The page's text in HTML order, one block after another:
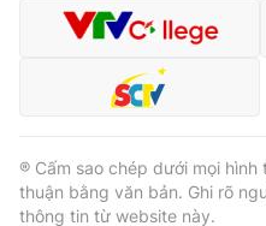
® Cấm sao chép dưới mọi
thuận bằng văn bản. Ghi rõ
thông tin từ website này.